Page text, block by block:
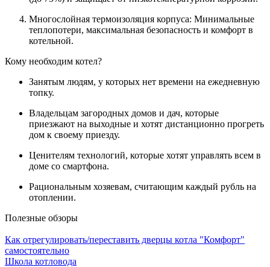
Многослойная термоизоляция корпуса: Минимальные
теплопотери, максимальная безопасность и комфорт в
котельной.
Кому необходим котел?
Занятым людям, у которых нет времени на ежедневную
топку.
Владельцам загородных домов и дач, которые
приезжают на выходные и хотят дистанционно прогреть
дом к своему приезду.
Ценителям технологий, которые хотят управлять всем в
доме со смартфона.
Рациональным хозяевам, считающим каждый рубль на
отоплении.
Полезные обзоры
Как отрегулировать/переставить дверцы котла "Комфорт"
самостоятельно
Школа котловода